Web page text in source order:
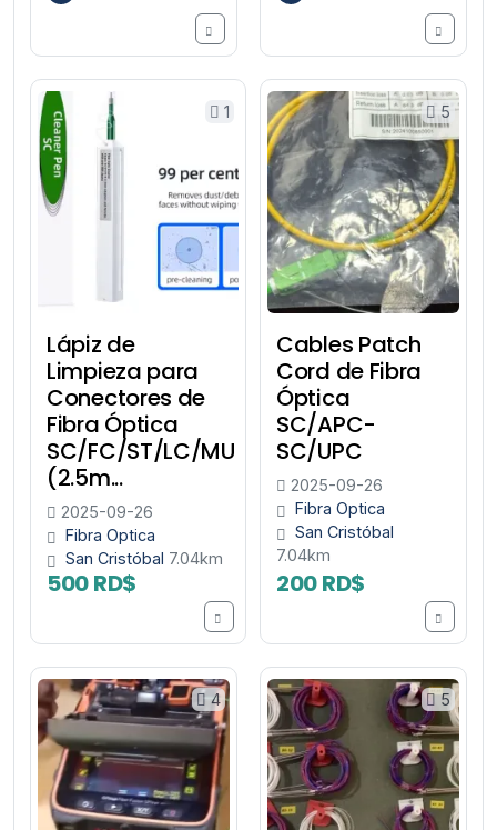
1
Lápiz de
Limpieza para
Conectores de
Fibra Óptica
SC/FC/ST/LC/MU
(2.5m...
2025-09-26
Fibra Optica
San Cristóbal 7.04km
500 RD$
5
Cables Patch
Cord de Fibra
Óptica
SC/APC-
SC/UPC
2025-09-26
Fibra Optica
San Cristóbal
7.04km
200 RD$
4 5